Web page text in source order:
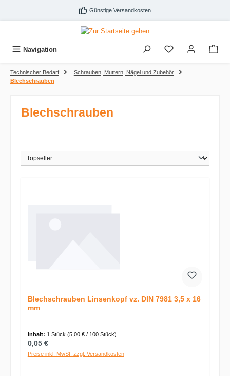
Zum Hauptinhalt springen Günstige Versandkosten
Navigation
Technischer Bedarf
Schrauben, Muttern, Nägel und Zubehör
Blechschrauben
Blechschrauben
Blechschrauben Linsenkopf vz. DIN 7981 3,5 x 16
mm
Inhalt: 1 Stück (5,00 € / 100 Stück)
Regulärer Preis:
0,05 €
Preise inkl. MwSt. zzgl. Versandkosten